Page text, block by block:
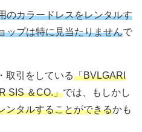
のカラードレスをレンタルす
ップは特に見当たりませんで
取引をしている「BVLGARI
SIS ＆CO.」では、もしかし
ンタルすることができるかも